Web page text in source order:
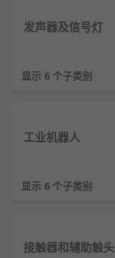
然还有我们自有的
发声器及信号灯
显示 6 个子类别
工业机器人
显示 6 个子类别
接触器和辅助触头